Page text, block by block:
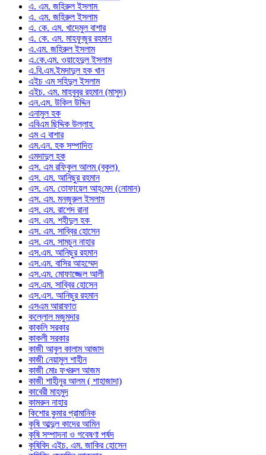
এ. এম. জহিরুল ইসলাম
এ. এম. জহিরুল ইসলাম
এ. কে. এম. খাদেমুল বাশার
এ. কে. এম. মাহফুজুর রহমান
এ.এম. জহিরুল ইসলাম
এ.কে.এম. ওয়াহেদুল ইসলাম
এ.বি.এম.ইমদাদুল হক খান
এইচ এম সহিদুল ইসলাম
এইচ. এম. মাহবুবুর রহমান (মাসুদ)
এন.এম. উকিল উদ্দিন
এনামুল হক
এবিএম ছিদ্দিক উল্লাহ
এম এ বাশার
এম.এন. হক সম্পাদিত
এমদাদুল হক
এস. এম রফিকুল আলম (বকুল)
এস. এম. আনিছুর রহমান
এস. এম. তোফায়েল আহ্‌মেদ (নোমান)
এস. এম. মনজুরুল ইসলাম
এস. এম. রাশেদ রানা
এস. এম. শহীদুল হক
এস. এম. সাব্বির হোসেন
এস. এম. সামচুন নাহার
এস.এম. আনিছুর রহমান
এস.এম. বাসির আহম্মেদ
এস.এম. মোফাজ্জেল আলী
এস.এম. সাব্বির হোসেন
এস.এস. আনিছুর রহমান
এসএম আরাফাত
কল্লোল মজুমদার
কাকলি সরকার
কাকলী সরকার
কাজী আবুল কালাম আজাদ
কাজী নেয়ামুল শাহীন
কাজী মোঃ ফখরুল আজম
কাজী শাহীনুর আলম ( শাহাজাদা)
কাবেরী মাহমুদ
কামরুন নাহার
কিশোর কুমার প্রামানিক
কৃষি আব্দুল কাদের আমিন
কৃষি সম্পাদনা ও গবেষণা পর্ষদ
কৃষিবিদ এইচ. এম. জাকির হোসেন